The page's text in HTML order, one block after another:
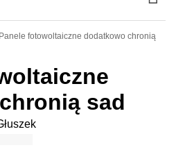
Panele fotowoltaiczne dodatkowo chronią
sad